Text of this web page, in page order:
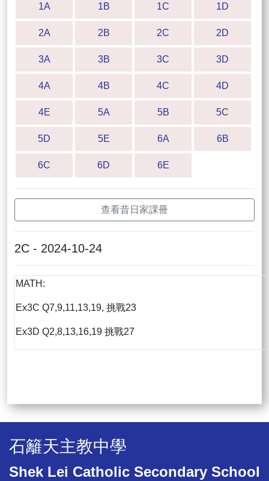
1A 1B 1C 1D
2A 2B 2C 2D
3A 3B 3C 3D
4A 4B 4C 4D
4E 5A 5B 5C
5D 5E 6A 6B
6C 6D 6E
查看昔日家課冊
2C - 2024-10-24
MATH:
Ex3C Q7,9,11,13,19, 挑戰23
Ex3D Q2,8,13,16,19 挑戰27
石籬天主教中學
Shek Lei Catholic Secondary School